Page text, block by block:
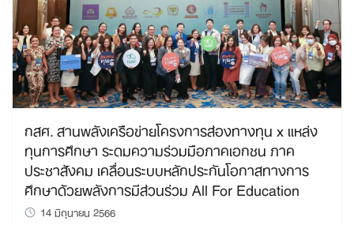
กสศ. สานพลังเครือข่ายโครงการส่องทางทุน x แหล่ง
ทุนการศึกษา ระดมความร่วมมือภาคเอกชน ภาค
ประชาสังคม เคลื่อนระบบหลักประกันโอกาสทางการ
ศึกษาด้วยพลังการมีส่วนร่วม All For Education
14 มิถุนายน 2566